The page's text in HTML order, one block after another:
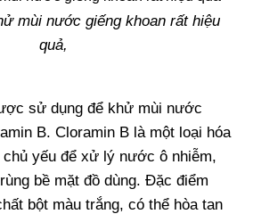
mùi nước giếng khoan rất hiệu
quả,
sử dụng để khử mùi nước
B. Cloramin B là một loại hóa
yếu để xử lý nước ô nhiễm,
bề mặt đồ dùng. Đặc điểm
bột màu trắng, có thể hòa tan